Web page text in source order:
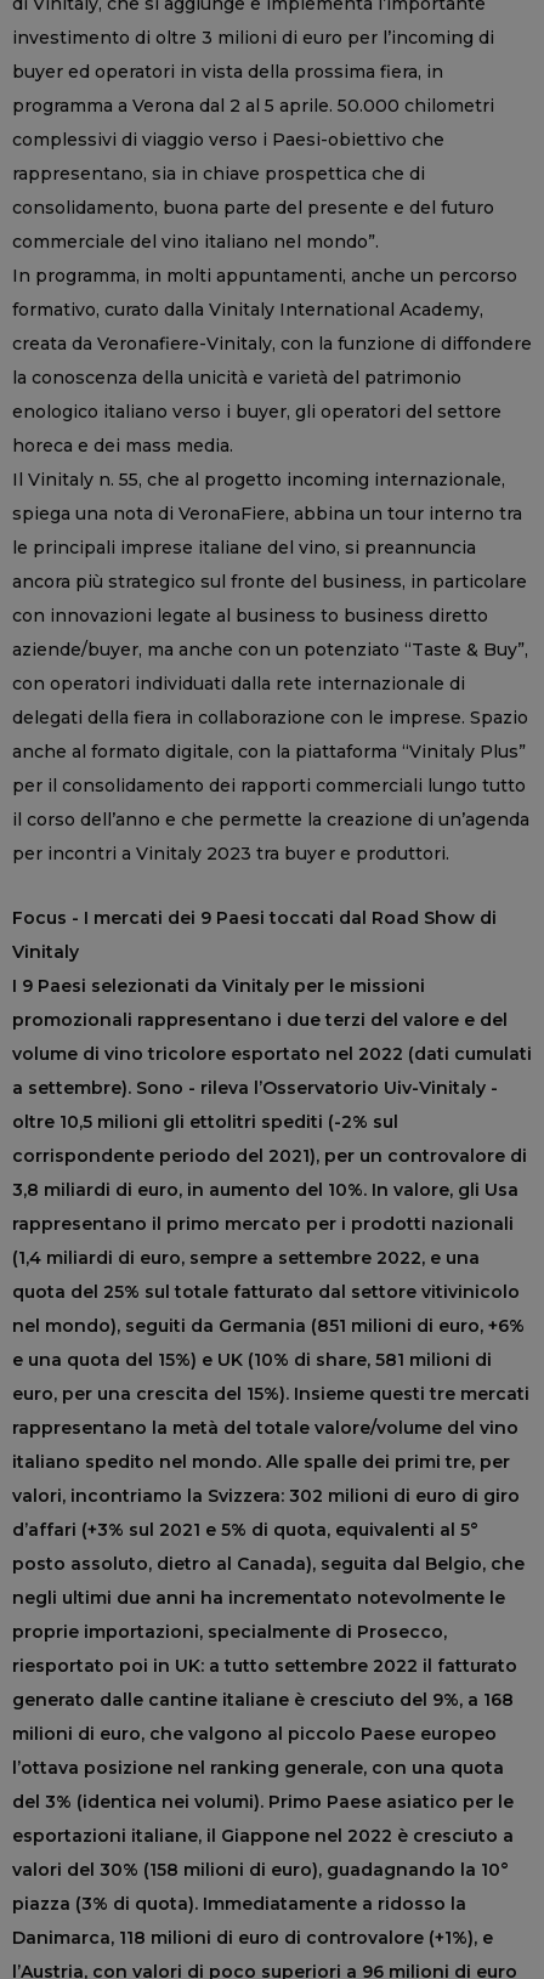
investimento di oltre 3 milioni di euro per l’incoming di
buyer ed operatori in vista della prossima fiera, in
programma a Verona dal 2 al 5 aprile. 50.000 chilometri
complessivi di viaggio verso i Paesi-obiettivo che
rappresentano, sia in chiave prospettica che di
consolidamento, buona parte del presente e del futuro
commerciale del vino italiano nel mondo”.
In programma, in molti appuntamenti, anche un percorso
formativo, curato dalla Vinitaly International Academy,
creata da Veronafiere-Vinitaly, con la funzione di diffondere
la conoscenza della unicità e varietà del patrimonio
enologico italiano verso i buyer, gli operatori del settore
horeca e dei mass media.
Il Vinitaly n. 55, che al progetto incoming internazionale,
spiega una nota di VeronaFiere, abbina un tour interno tra
le principali imprese italiane del vino, si preannuncia
ancora più strategico sul fronte del business, in particolare
con innovazioni legate al business to business diretto
aziende/buyer, ma anche con un potenziato “Taste & Buy”,
con operatori individuati dalla rete internazionale di
delegati della fiera in collaborazione con le imprese. Spazio
anche al formato digitale, con la piattaforma “Vinitaly Plus”
per il consolidamento dei rapporti commerciali lungo tutto
il corso dell’anno e che permette la creazione di un’agenda
per incontri a Vinitaly 2023 tra buyer e produttori.
Focus - I mercati dei 9 Paesi toccati dal Road Show di
Vinitaly
I 9 Paesi selezionati da Vinitaly per le missioni
promozionali rappresentano i due terzi del valore e del
volume di vino tricolore esportato nel 2022 (dati cumulati
a settembre). Sono - rileva l’Osservatorio Uiv-Vinitaly -
oltre 10,5 milioni gli ettolitri spediti (-2% sul
corrispondente periodo del 2021), per un controvalore di
3,8 miliardi di euro, in aumento del 10%. In valore, gli Usa
rappresentano il primo mercato per i prodotti nazionali
(1,4 miliardi di euro, sempre a settembre 2022, e una
quota del 25% sul totale fatturato dal settore vitivinicolo
nel mondo), seguiti da Germania (851 milioni di euro, +6%
e una quota del 15%) e UK (10% di share, 581 milioni di
euro, per una crescita del 15%). Insieme questi tre mercati
rappresentano la metà del totale valore/volume del vino
italiano spedito nel mondo. Alle spalle dei primi tre, per
valori, incontriamo la Svizzera: 302 milioni di euro di giro
d’affari (+3% sul 2021 e 5% di quota, equivalenti al 5°
posto assoluto, dietro al Canada), seguita dal Belgio, che
negli ultimi due anni ha incrementato notevolmente le
proprie importazioni, specialmente di Prosecco,
riesportato poi in UK: a tutto settembre 2022 il fatturato
generato dalle cantine italiane è cresciuto del 9%, a 168
milioni di euro, che valgono al piccolo Paese europeo
l’ottava posizione nel ranking generale, con una quota
del 3% (identica nei volumi). Primo Paese asiatico per le
esportazioni italiane, il Giappone nel 2022 è cresciuto a
valori del 30% (158 milioni di euro), guadagnando la 10°
piazza (3% di quota). Immediatamente a ridosso la
Danimarca, 118 milioni di euro di controvalore (+1%), e
l’Austria, con valori di poco superiori a 96 milioni di euro